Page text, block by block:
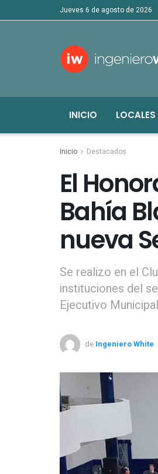
jueves 6 de agosto de 2026
INICIO LOCALES
Inicio Destacados
El
Bahía
nueva
Se realizo en el
instituciones del
Ejecutivo
de Ingeniero White